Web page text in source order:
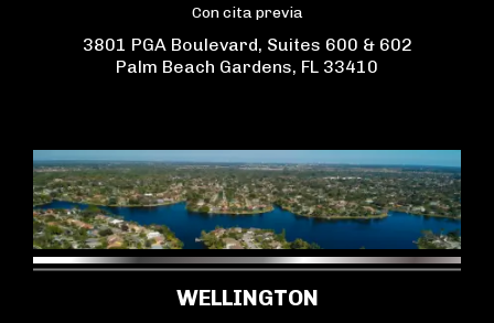
Con cita previa
3801 PGA Boulevard, Suites 600 & 602
Palm Beach Gardens, FL 33410
WELLINGTON